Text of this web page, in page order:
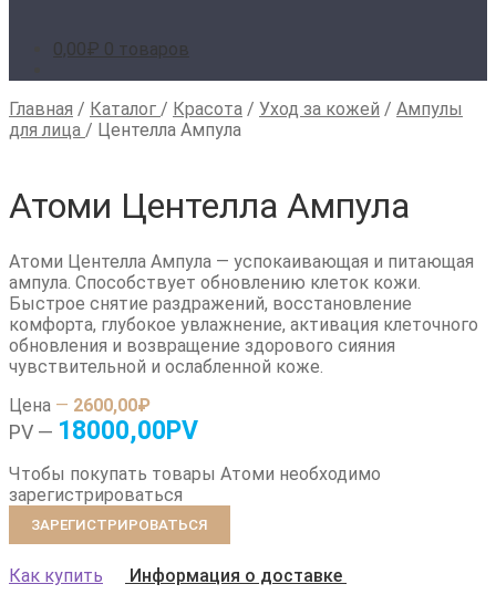
0,00₽ 0 товаров
Главная / Каталог / Красота / Уход за кожей / Ампулы
для лица / Центелла Ампула
Атоми Центелла Ампула
Атоми Центелла Ампула — успокаивающая и питающая
ампула. Способствует обновлению клеток кожи.
Быстрое снятие раздражений, восстановление
комфорта, глубокое увлажнение, активация клеточного
обновления и возвращение здорового сияния
чувствительной и ослабленной коже.
Цена — 2600,00₽
PV — 18000,00PV
Чтобы покупать товары Атоми необходимо
зарегистрироваться
ЗАРЕГИСТРИРОВАТЬСЯ
Как купить
Информация о доставке